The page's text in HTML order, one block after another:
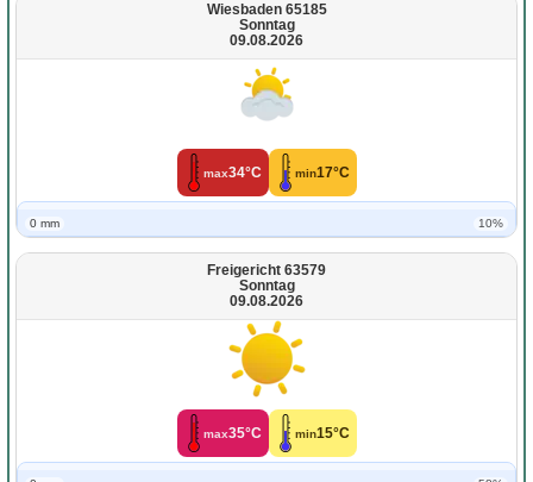
Wiesbaden 65185
Sonntag
09.08.2026
max34°C min17°C
0 mm 10%
Freigericht 63579
Sonntag
09.08.2026
max35°C min15°C